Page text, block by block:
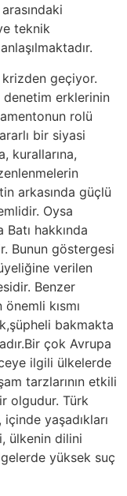
teknik
geçiyor.
denetim erklerinin
rolü
bir siyasi
kurallarına,
arkasında güçlü
Oysa
hakkında
Bunun göstergesi
verilen
Benzer
kısmı
bakmakta
çok Avrupa
ilgili ülkelerde
tarzlarının etkili
olgudur. Türk
yaşadıkları
ülkenin dilini
yüksek suç